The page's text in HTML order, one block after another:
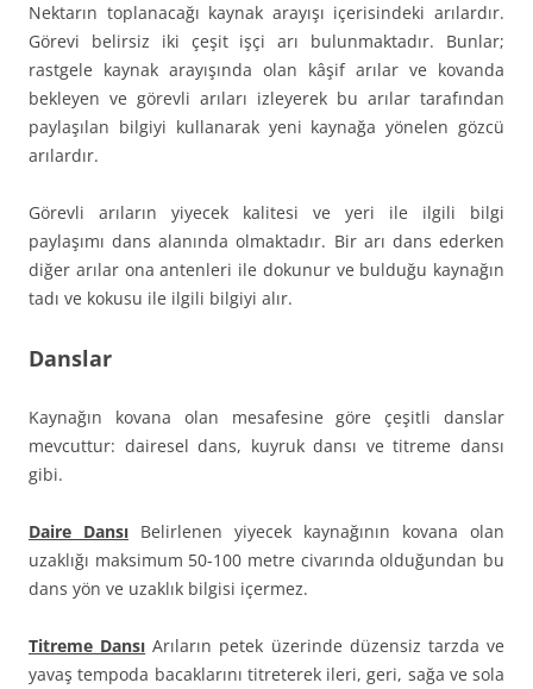
Nektarın toplanacağı kaynak arayışı içerisindeki arılardır.
Görevi belirsiz iki çeşit işçi arı bulunmaktadır. Bunlar;
rastgele kaynak arayışında olan kâşif arılar ve kovanda
bekleyen ve görevli arıları izleyerek bu arılar tarafından
paylaşılan bilgiyi kullanarak yeni kaynağa yönelen gözcü
arılardır.
Görevli arıların yiyecek kalitesi ve yeri ile ilgili bilgi
paylaşımı dans alanında olmaktadır. Bir arı dans ederken
diğer arılar ona antenleri ile dokunur ve bulduğu kaynağın
tadı ve kokusu ile ilgili bilgiyi alır.
Danslar
Kaynağın kovana olan mesafesine göre çeşitli danslar
mevcuttur: dairesel dans, kuyruk dansı ve titreme dansı
gibi.
Daire Dansı Belirlenen yiyecek kaynağının kovana olan
uzaklığı maksimum 50-100 metre civarında olduğundan bu
dans yön ve uzaklık bilgisi içermez.
Titreme Dansı Arıların petek üzerinde düzensiz tarzda ve
yavaş tempoda bacaklarını titreterek ileri, geri, sağa ve sola